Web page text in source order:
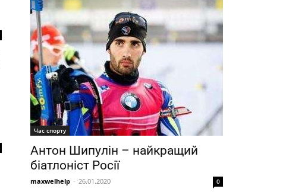
Час спорту
Антон Шипулін – найкращий
біатлоніст Росії
maxwelhelp - 26.01.2020 0